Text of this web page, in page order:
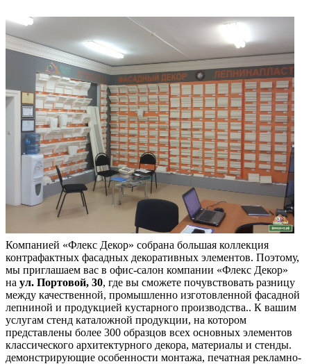
Компанией «Флекс Декор» собрана большая коллекция
контрафактных фасадных декоративных элементов. Поэтому,
мы приглашаем вас в офис-салон компании «Флекс Декор»
на ул. Портовой, 30, где вы сможете почувствовать разницу
между качественной, промышленно изготовленной фасадной
лепниной и продукцией кустарного производства.. К вашим
услугам стенд каталожной продукции, на котором
представлены более 300 образцов всех основных элементов
классического архитектурного декора, материалы и стенды.
демонстрирующие особенности монтажа, печатная рекламно-